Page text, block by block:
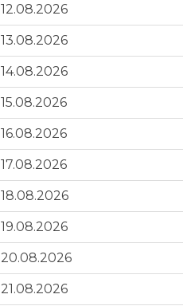
12.08.2026
13.08.2026
14.08.2026
15.08.2026
16.08.2026
17.08.2026
18.08.2026
19.08.2026
20.08.2026
21.08.2026